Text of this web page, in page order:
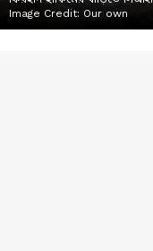
Image Credit: Our own